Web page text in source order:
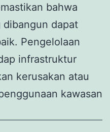
bahwa
dapat
Pengelolaan
infrastruktur
kerusakan atau
kawasan